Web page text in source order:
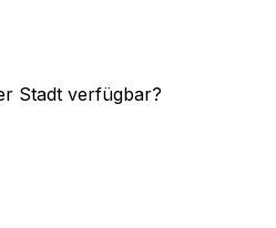
Stadt verfügbar?